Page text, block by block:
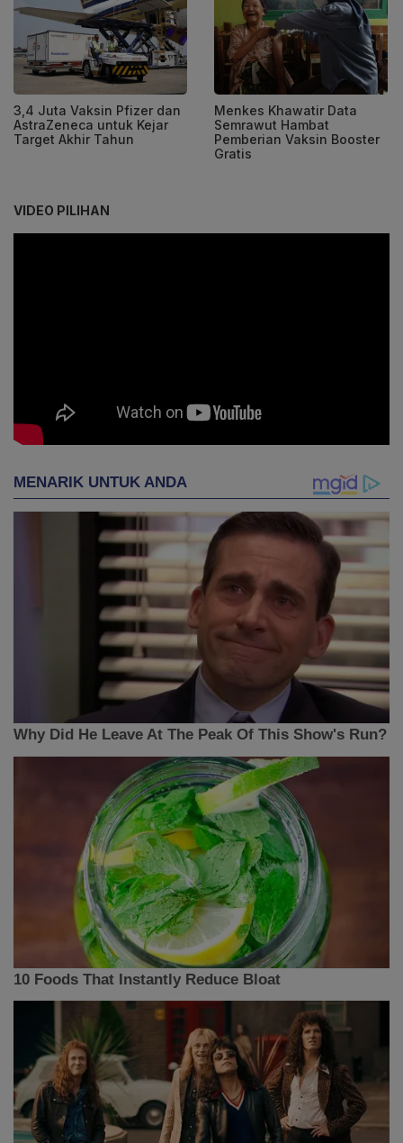
3,4 Juta Vaksin Pfizer dan
AstraZeneca untuk Kejar
Target Akhir Tahun
Menkes Khawatir Data
Semrawut Hambat
Pemberian Vaksin Booster
Gratis
VIDEO PILIHAN